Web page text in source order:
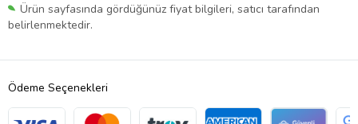
Ürün sayfasında gördüğünüz fiyat bilgileri, satıcı tarafından
belirlenmektedir.
Ödeme Seçenekleri